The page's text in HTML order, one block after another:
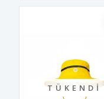
TÜKENDI